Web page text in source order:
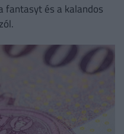
fantasyt és a kalandos